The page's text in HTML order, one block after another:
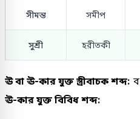
সীমন্ত সমীপ
সুশ্রী হরীতকী
ঊ বা ঊ-কার যুক্ত স্ত্রীবাচক শব্দ:
ঊ-কার যুক্ত বিবিধ শব্দ: